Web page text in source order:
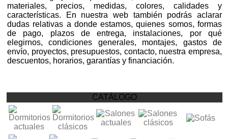
materiales, precios, medidas, colores, calidades y
características. En nuestra web también podrás aclarar
dudas relativas a donde estamos, quienes somos, formas
de pago, plazos de entrega, instalaciones, por qué
elegirnos, condiciones generales, montajes, gastos de
envío, proyectos, presupuestos, contacto, nuestra empresa,
descuentos, horarios, garantías y financiación.
CATÁLOGO